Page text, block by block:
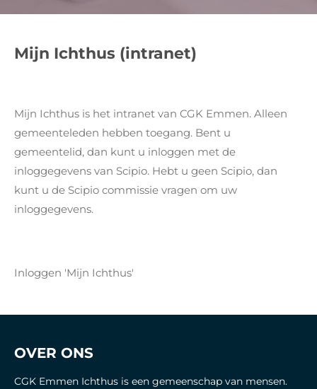
Mijn Ichthus (intranet)
Mijn Ichthus is het intranet van CGK Emmen. Alleen
gemeenteleden hebben toegang. Bent u
gemeentelid, dan kunt u inloggen met de
inloggegevens van Scipio. Hebt u geen Scipio, dan
kunt u de Scipio commissie vragen om uw
inloggegevens.
Inloggen 'Mijn Ichthus'
OVER ONS
CGK Emmen Ichthus is een gemeenschap van mensen.